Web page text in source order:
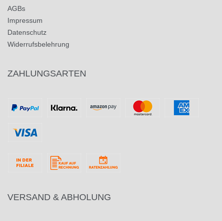
AGBs
Impressum
Datenschutz
Widerrufsbelehrung
ZAHLUNGSARTEN
VERSAND & ABHOLUNG